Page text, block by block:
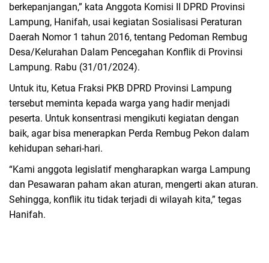
Hukum & Kriminal
Internasional
Advertorial
Monologis TV
Kopilogis
berkepanjangan,” kata Anggota Komisi II DPRD Provinsi
Lampung, Hanifah, usai kegiatan Sosialisasi Peraturan
Daerah Nomor 1 tahun 2016, tentang Pedoman Rembug
Desa/Kelurahan Dalam Pencegahan Konflik di Provinsi
Lampung. Rabu (31/01/2024).
Untuk itu, Ketua Fraksi PKB DPRD Provinsi Lampung
tersebut meminta kepada warga yang hadir menjadi
peserta. Untuk konsentrasi mengikuti kegiatan dengan
baik, agar bisa menerapkan Perda Rembug Pekon dalam
kehidupan sehari-hari.
“Kami anggota legislatif mengharapkan warga Lampung
dan Pesawaran paham akan aturan, mengerti akan aturan.
Sehingga, konflik itu tidak terjadi di wilayah kita,” tegas
Hanifah.